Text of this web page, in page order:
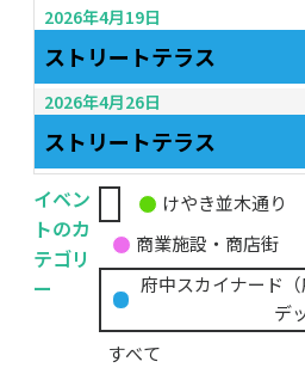
2026年4月19日
ストリートテラス
2026年4月26日
ストリートテラス
イベン
トのカ
テゴリ
ー
無
題
の
カ
テ
ゴ
けやき並木通り
商業施設・商店街
府中スカイナード
デ
すべて